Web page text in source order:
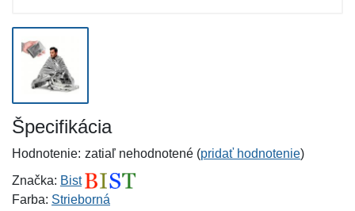
Špecifikácia
Hodnotenie: zatiaľ nehodnotené (pridať hodnotenie)
Značka: Bist
Farba: Strieborná